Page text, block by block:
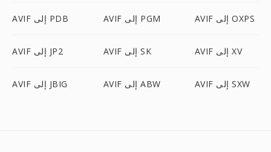
AVIF إلى PDB AVIF إلى PGM AVIF إلى OXPS
AVIF إلى JP2 AVIF إلى SK AVIF إلى XV
AVIF إلى JBIG AVIF إلى ABW AVIF إلى SXW